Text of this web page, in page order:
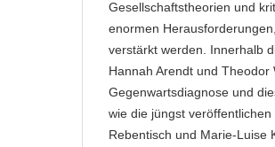
Gesellschaftstheorien und
enormen
verstärkt werden. Innerhalb
Hannah Arendt und
Gegenwartsdiagnose und
wie die jüngst
Rebentisch und Marie-Luise